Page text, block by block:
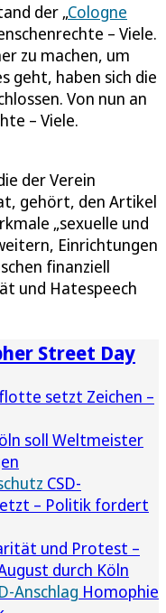
der „Cologne
– Viele.
zu machen, um
geht, haben sich die
Von nun an
– Viele.
der Verein
gehört, den Artikel
„sexuelle und
Einrichtungen
finanziell
und Hatespeech
Street Day
setzt Zeichen –
soll Weltmeister
CSD-
– Politik fordert
und Protest –
durch Köln
Anschlag Homophie